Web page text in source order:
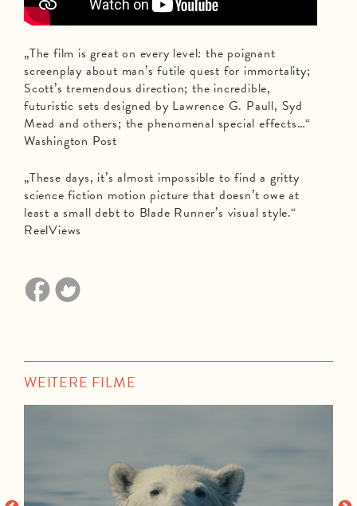
„The film is great on every level: the poignant
screenplay about man’s futile quest for immortality;
Scott’s tremendous direction; the incredible,
futuristic sets designed by Lawrence G. Paull, Syd
Mead and others; the phenomenal special effects…“
Washington Post
„These days, it’s almost impossible to find a gritty
science fiction motion picture that doesn’t owe at
least a small debt to Blade Runner’s visual style.“
ReelViews
WEITERE FILME